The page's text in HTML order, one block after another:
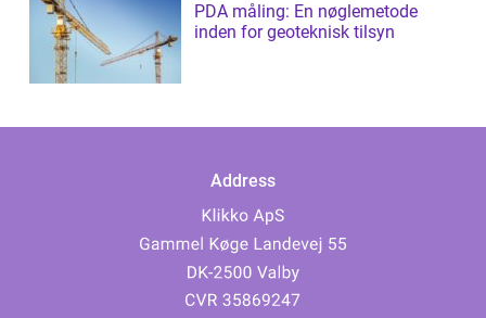
PDA måling: En nøglemetode
inden for geoteknisk tilsyn
Address